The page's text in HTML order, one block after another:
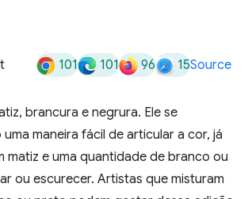
101 101 96 15Source
brancura e negrura. Ele se
maneira fácil de articular a cor, já
matiz e uma quantidade de branco ou
ou escurecer. Artistas que misturam